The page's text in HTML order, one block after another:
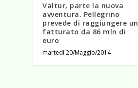
Valtur, parte la nuova
avventura. Pellegrino
prevede di raggiungere un
fatturato da 86 mln di
euro
martedì 20/Maggio/2014